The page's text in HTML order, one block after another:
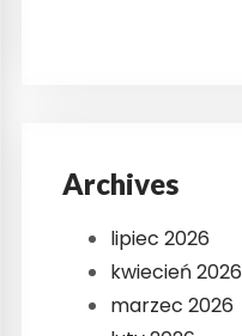
Archives
lipiec 2026
kwiecień 2026
marzec 2026